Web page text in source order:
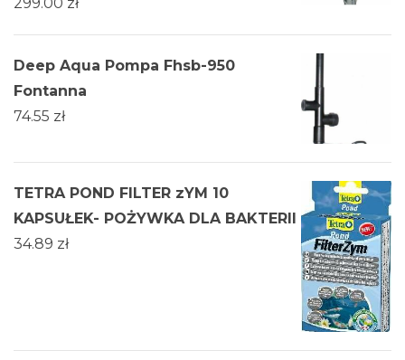
Deep Aqua Pompa Fhsb-950
Fontanna
74.55 zł
TETRA POND FILTER zYM 10
KAPSUŁEK- POŻYWKA DLA BAKTERII
34.89 zł